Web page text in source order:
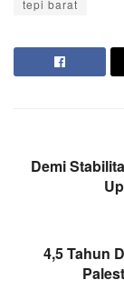
tepi barat
Demi
4,5 Tahun